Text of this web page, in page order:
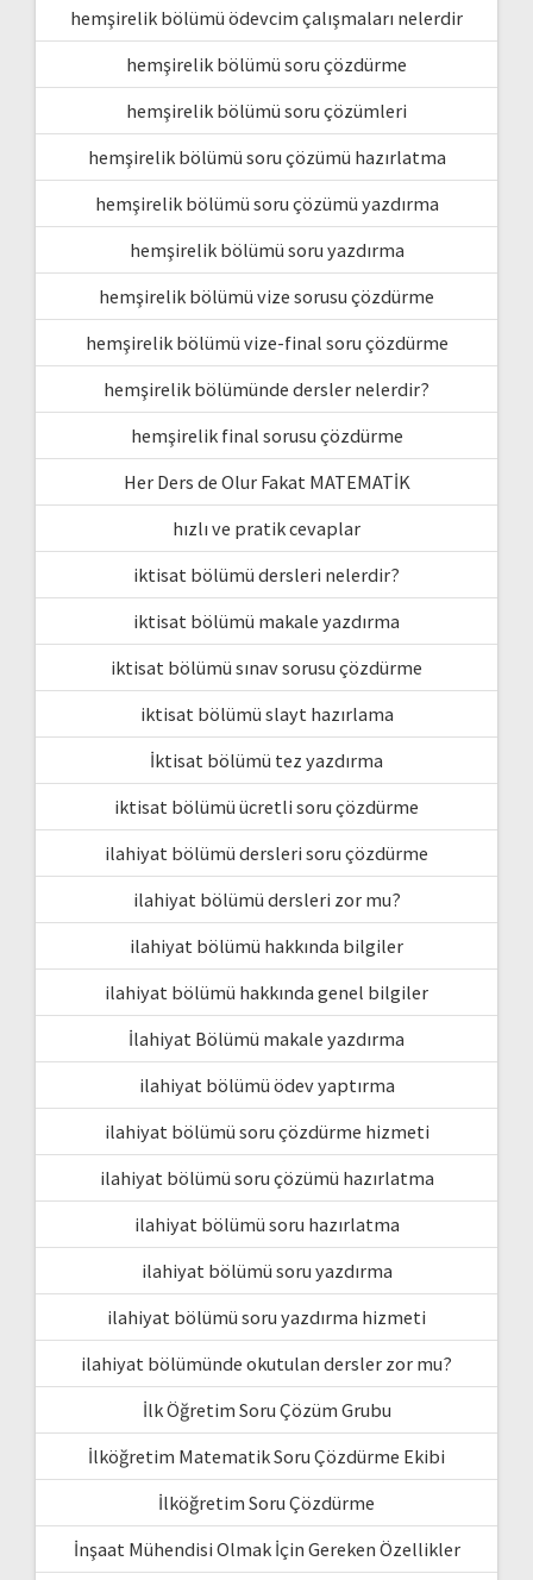
hemşirelik bölümü ödevcim çalışmaları nelerdir
hemşirelik bölümü soru çözdürme
hemşirelik bölümü soru çözümleri
hemşirelik bölümü soru çözümü hazırlatma
hemşirelik bölümü soru çözümü yazdırma
hemşirelik bölümü soru yazdırma
hemşirelik bölümü vize sorusu çözdürme
hemşirelik bölümü vize-final soru çözdürme
hemşirelik bölümünde dersler nelerdir?
hemşirelik final sorusu çözdürme
Her Ders de Olur Fakat MATEMATİK
hızlı ve pratik cevaplar
iktisat bölümü dersleri nelerdir?
iktisat bölümü makale yazdırma
iktisat bölümü sınav sorusu çözdürme
iktisat bölümü slayt hazırlama
İktisat bölümü tez yazdırma
iktisat bölümü ücretli soru çözdürme
ilahiyat bölümü dersleri soru çözdürme
ilahiyat bölümü dersleri zor mu?
ilahiyat bölümü hakkında bilgiler
ilahiyat bölümü hakkında genel bilgiler
İlahiyat Bölümü makale yazdırma
ilahiyat bölümü ödev yaptırma
ilahiyat bölümü soru çözdürme hizmeti
ilahiyat bölümü soru çözümü hazırlatma
ilahiyat bölümü soru hazırlatma
ilahiyat bölümü soru yazdırma
ilahiyat bölümü soru yazdırma hizmeti
ilahiyat bölümünde okutulan dersler zor mu?
İlk Öğretim Soru Çözüm Grubu
İlköğretim Matematik Soru Çözdürme Ekibi
İlköğretim Soru Çözdürme
İnşaat Mühendisi Olmak İçin Gereken Özellikler